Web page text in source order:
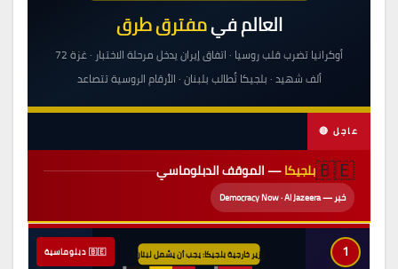
العالم فيمفترق طرق
أوكرانيا تضرب قلب روسيا · اتفاق إيران يدخل مرحلة الاختبار · غزة 72
ألف شهيد · بلجيكا تُطالب بلبنان · الأرقام الروسية تتصاعد
🔴 عاجل
🇧🇪بلجيكا— الموقف الدبلوماسي
خبر — Democracy Now · Al Jazeera
وزير خارجية بلجيكا: يجب أن يشمل لبنان! 1 🇧🇪 دبلوماسية